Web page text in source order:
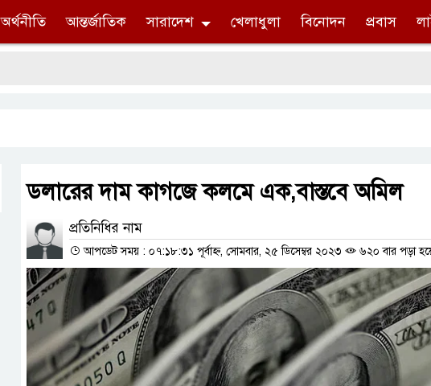
অর্থনীতি আন্তর্জাতিক সারাদেশ খেলাধুলা বিনোদন প্রবাস
ডলারের দাম কাগজে কলমে এক,বাস্তবে অমিল
প্রতিনিধির নাম
আপডেট সময় : ০৭:১৮:৩১ পূর্বাহ্ন, সোমবার, ২৫ ডিসেম্বর ২০২৩ ৬২০ বার পড়া